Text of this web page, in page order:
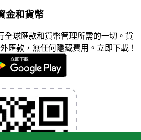
金和貨幣
全球匯款和貨幣管理所需的一切。貨
匯款，無任何隱藏費用。立即下載！